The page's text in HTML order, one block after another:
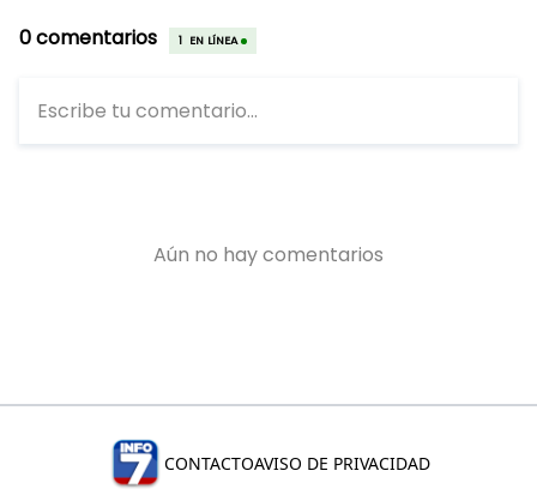
CONTACTOAVISO DE PRIVACIDAD